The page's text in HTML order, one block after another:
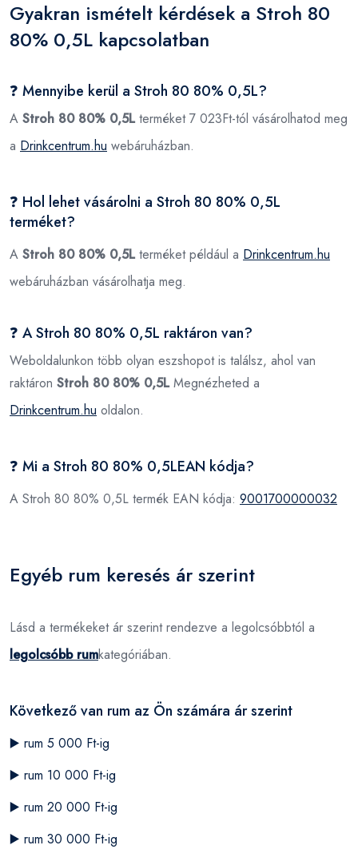
Gyakran ismételt kérdések a Stroh 80
80% 0,5L kapcsolatban
❓ Mennyibe kerül a Stroh 80 80% 0,5L?
A Stroh 80 80% 0,5Lterméket 7 023Ft-tól vásárolhatod meg
a Drinkcentrum.hu webáruházban.
❓ Hol lehet vásárolni a Stroh 80 80% 0,5L
terméket?
A Stroh 80 80% 0,5Lterméket például a Drinkcentrum.hu
webáruházban vásárolhatja meg.
❓ A Stroh 80 80% 0,5L raktáron van?
Weboldalunkon több olyan eszshopot is találsz, ahol van
raktáron Stroh 80 80% 0,5LMegnézheted a
Drinkcentrum.hu oldalon.
❓ Mi a Stroh 80 80% 0,5LEAN kódja?
A Stroh 80 80% 0,5L termék EAN kódja: 9001700000032
Egyéb rum keresés ár szerint
Lásd a termékeket ár szerint rendezve a legolcsóbbtól a
legolcsóbb rumkategóriában.
Következő van rum az Ön számára ár szerint
▶️ rum 5 000 Ft-ig
▶️ rum 10 000 Ft-ig
▶️ rum 20 000 Ft-ig
▶️ rum 30 000 Ft-ig